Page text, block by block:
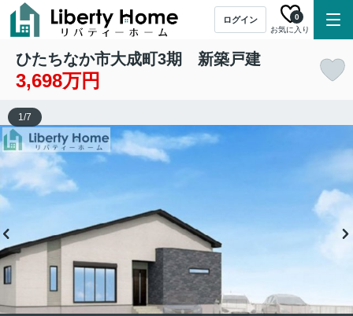
ログイン
お気に入り
0
ひたちなか市大成町3期 新築戸建
3,698万円
1/7